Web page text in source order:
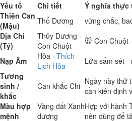
Yếu tố
Chi tiết
Ý nghĩa thực
Thiên Can
(Mậu)
Thổ Dương
vững chắc,
Địa Chi
(Tý)
Thủy Dương ·
Con Chuột
🐭 Con Chuột
Nạp Âm
Hỏa · Thích
Lịch Hỏa
Lửa sấm sét -
Tương
sinh /
khắc
Can khắc Chi Ngày này thử
cần kiên định
Màu hợp
mệnh
Vàng đất Xanh
dương
Hợp với hành
nên dùng để